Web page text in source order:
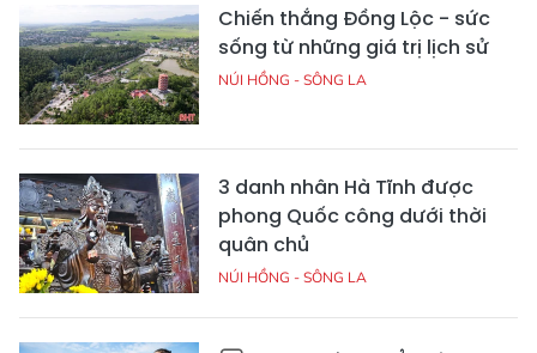
Chiến thắng Đồng Lộc - sức
sống từ những giá trị lịch sử
NÚI HỒNG - SÔNG LA
3 danh nhân Hà Tĩnh được
phong Quốc công dưới thời
quân chủ
NÚI HỒNG - SÔNG LA